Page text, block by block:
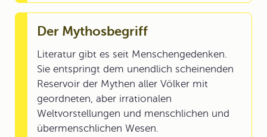
Der Mythosbegriff
Literatur gibt es seit Menschengedenken.
Sie entspringt dem unendlich scheinenden
Reservoir der Mythen aller Völker mit
geordneten, aber irrationalen
Weltvorstellungen und menschlichen und
übermenschlichen Wesen.